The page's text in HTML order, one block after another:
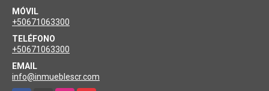
MÓVIL
+50671063300
TELÉFONO
+50671063300
EMAIL
info@inmueblescr.com